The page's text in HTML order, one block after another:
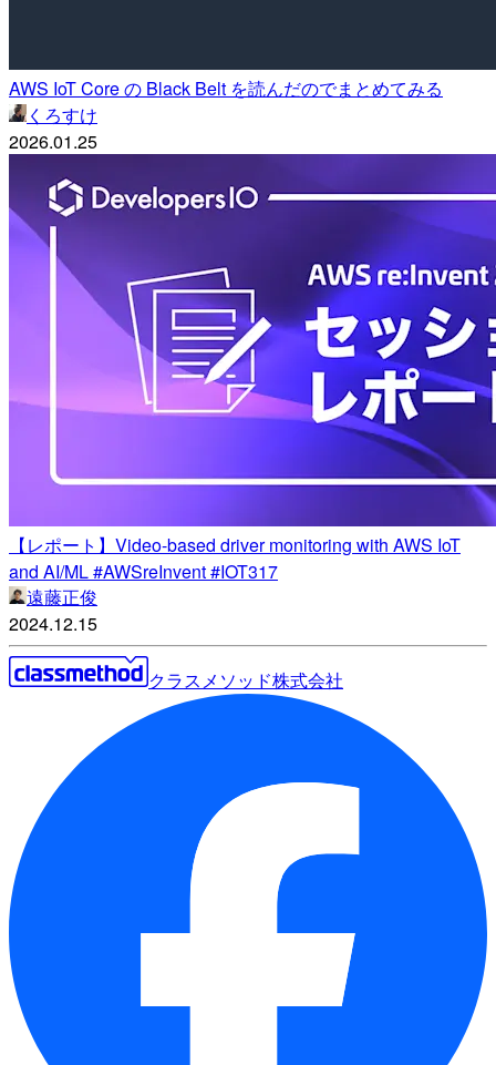
AWS IoT Core の Black Belt を読んだのでまとめてみる
くろすけ
2026.01.25
【レポート】Video-based driver monitoring with AWS IoT
and AI/ML #AWSreInvent #IOT317
遠藤正俊
2024.12.15
クラスメソッド株式会社